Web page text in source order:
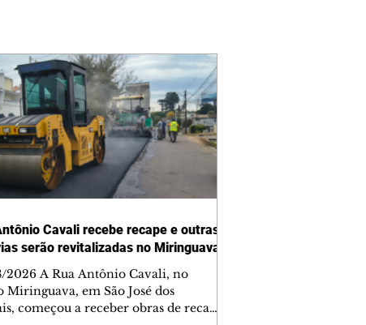
Cavali recebe recape e outras
serão revitalizadas no Miringuava
2026 A Rua Antônio Cavali, no
Miringuava, em São José dos
começou a receber obras de recape